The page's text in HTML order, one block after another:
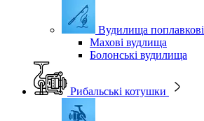
Вудилища поплавкові
Махові вудлища
Болонські вудилища
Рибальські котушки